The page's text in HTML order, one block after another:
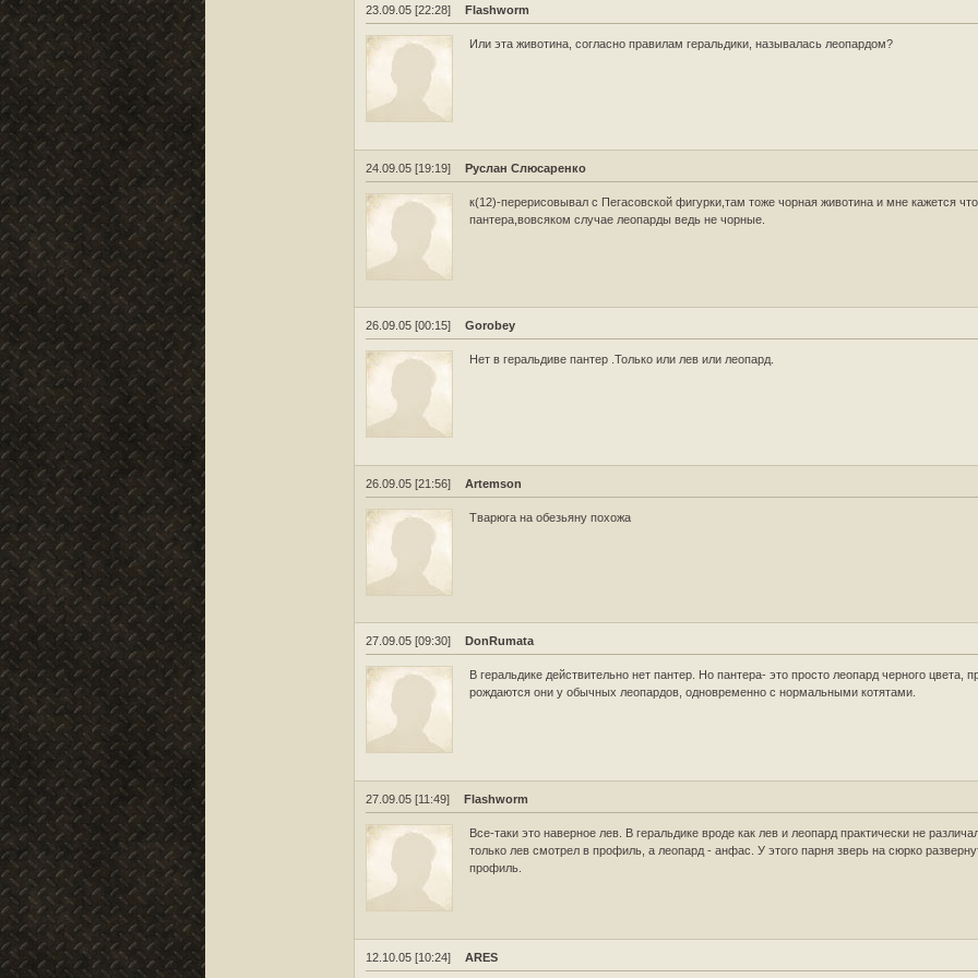
23.09.05 [22:28] Flashworm
Или эта животина, согласно правилам геральдики, называлась леопардом?
24.09.05 [19:19] Руслан Слюсаренко
к(12)-перерисовывал с Пегасовской фигурки,там тоже чорная животина и мне кажется
пантера,вовсяком случае леопарды ведь не чорные.
26.09.05 [00:15] Gorobey
Нет в геральдиве пантер .Только или лев или леопард.
26.09.05 [21:56] Artemson
Тварюга на обезьяну похожа
27.09.05 [09:30] DonRumata
В геральдике действительно нет пантер. Но пантера- это просто леопард черного цвета,
рождаются они у обычных леопардов, одновременно с нормальными котятами.
27.09.05 [11:49] Flashworm
Все-таки это наверное лев. В геральдике вроде как лев и леопард практически не
только лев смотрел в профиль, а леопард - анфас. У этого парня зверь на сюрко
профиль.
12.10.05 [10:24] ARES